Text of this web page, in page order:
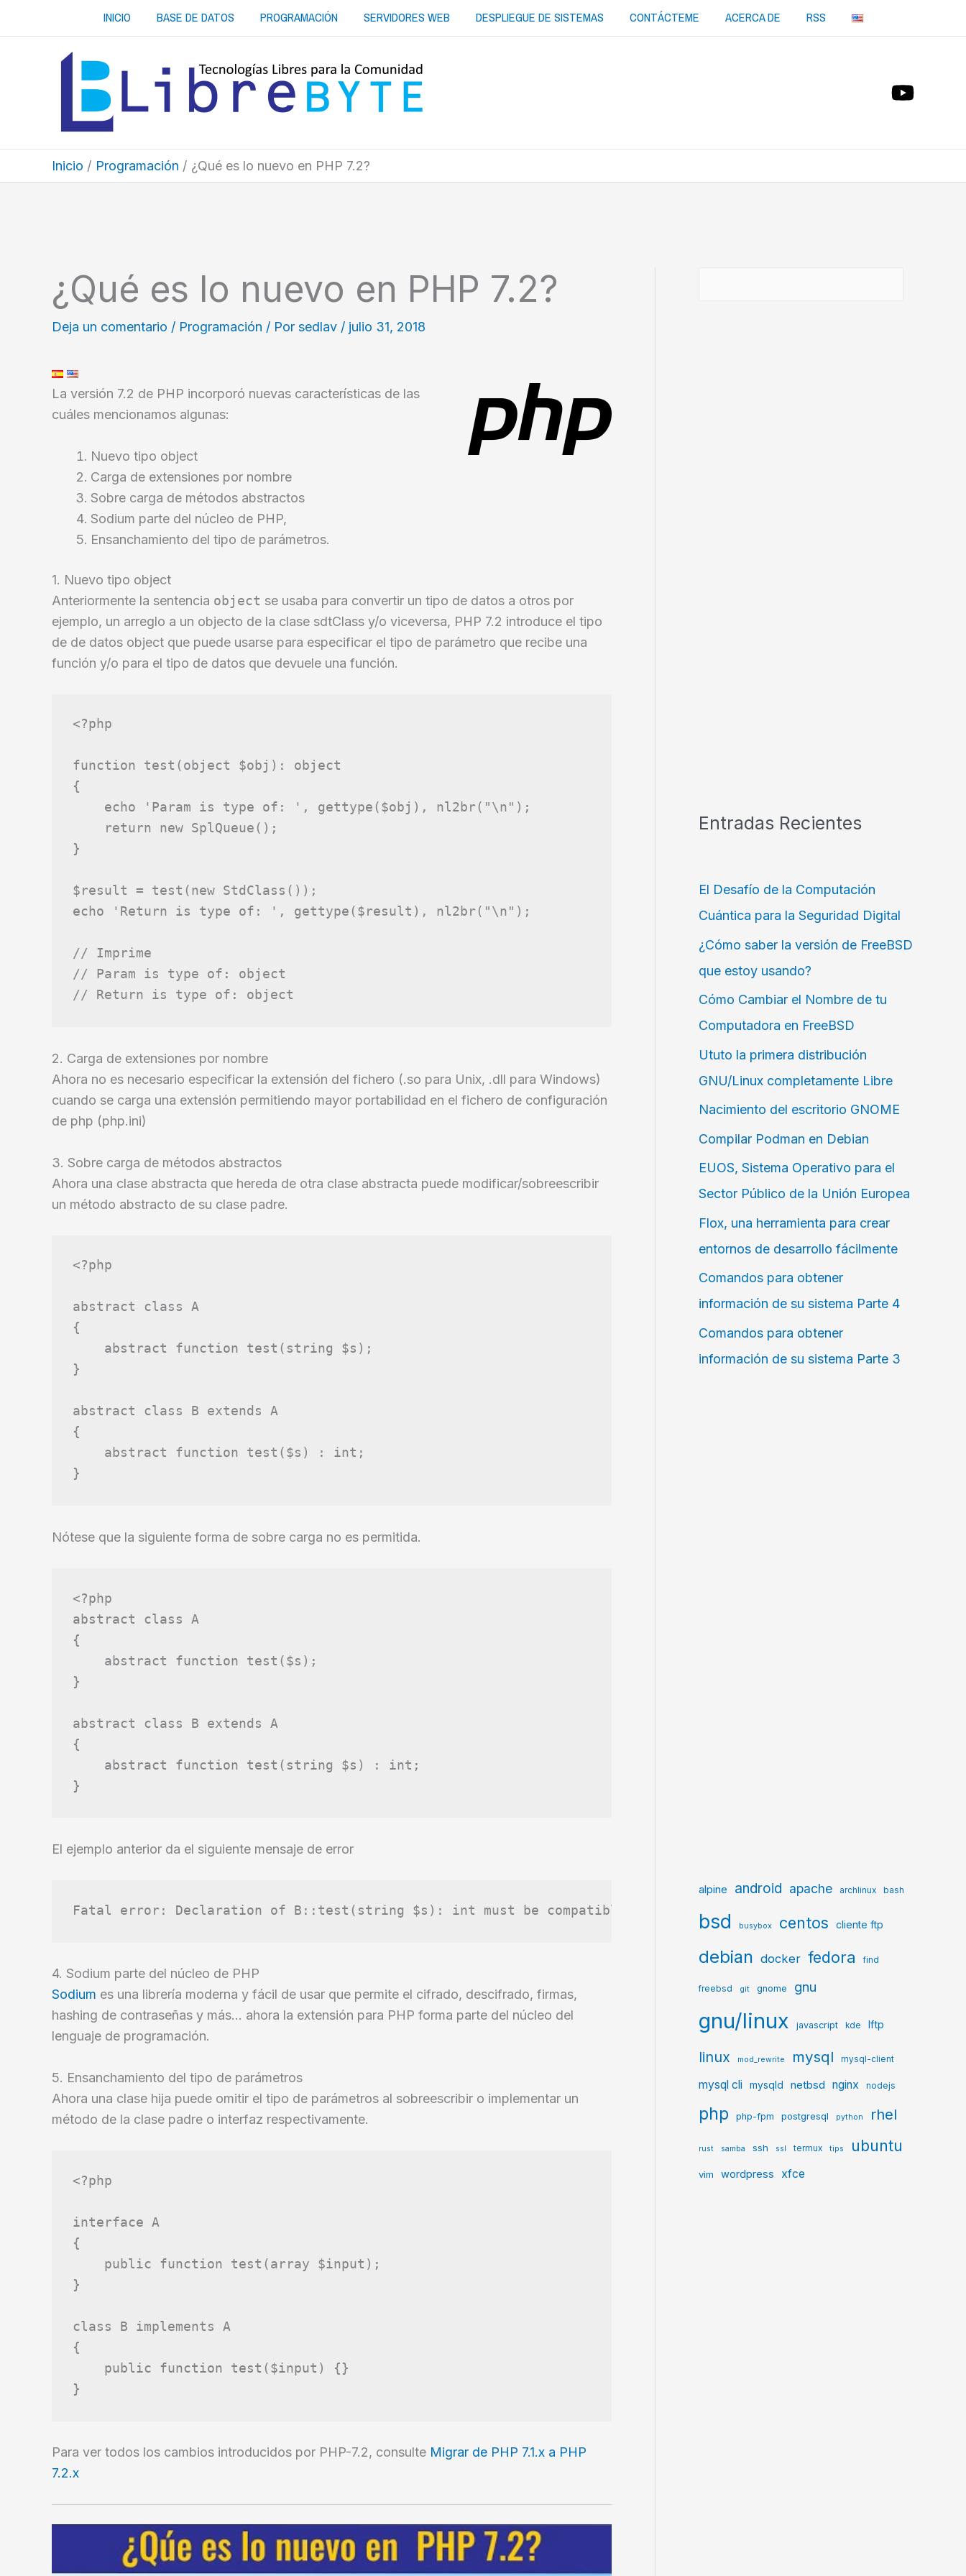
INICIO BASE DE DATOS PROGRAMACIÓN SERVIDORES WEB DESPLIEGUE DE SISTEMAS CONTÁCTEME ACERCA DE RSS
Inicio Programación ¿Qué es lo nuevo en PHP 7.2?
¿Qué es lo nuevo en PHP 7.2?
Deja un comentario / Programación / Por sedlav / julio 31, 2018
La versión 7.2 de PHP incorporó nuevas características de las
cuáles mencionamos algunas:
Nuevo tipo object
Carga de extensiones por nombre
Sobre carga de métodos abstractos
Sodium parte del núcleo de PHP,
Ensanchamiento del tipo de parámetros.
1. Nuevo tipo object
Anteriormente la sentencia object se usaba para convertir un tipo de datos a otros por
ejemplo, un arreglo a un objecto de la clase sdtClass y/o viceversa, PHP 7.2 introduce el tipo
de de datos object que puede usarse para especificar el tipo de parámetro que recibe una
función y/o para el tipo de datos que devuele una función.
<?php
function test (object $obj ) :
object
{
echo
'Param is type of: ' , gettype($obj ), nl2br( "\n" );
return
new SplQueue();
}
$result = test (new StdClass ());
echo
'Return is type of: ' , gettype($result ), nl2br( "\n" );
2. Carga de extensiones por nombre
Ahora no es necesario especificar la extensión del fichero (.so para Unix, .dll para Windows)
cuando se carga una extensión permitiendo mayor portabilidad en el fichero de configuración
de php (php.ini)
3. Sobre carga de métodos abstractos
Ahora una clase abstracta que hereda de otra clase abstracta puede modificar/sobreescribir
un método abstracto de su clase padre.
<?php
abstract class
A
{
abstract
function test ( string $s );
}
abstract class B extends
A
{
abstract
function test ($s ) : int ;
}
Nótese que la siguiente forma de sobre carga no es permitida.
<?php
abstract
class
A
{
abstract
function test ($s );
}
abstract class B extends
A
{
abstract
function test ( string $s ) : int ;
}
El ejemplo anterior da el siguiente mensaje de error
4. Sodium parte del núcleo de PHP
Sodium es una librería moderna y fácil de usar que permite el cifrado, descifrado, firmas,
hashing de contraseñas y más… ahora la extensión para PHP forma parte del núcleo del
lenguaje de programación.
5. Ensanchamiento del tipo de parámetros
Ahora una clase hija puede omitir el tipo de parámetros al sobreescribir o implementar un
método de la clase padre o interfaz respectivamente.
<?php
interface
A
{
public
function test (array $input );
}
class B implements
A
{
public
function test ($input )
{}
}
Para ver todos los cambios introducidos por PHP-7.2, consulte Migrar de PHP 7.1.x a PHP
7.2.x
Entradas Recientes
El Desafío de la Computación
Cuántica para la Seguridad Digital
¿Cómo saber la versión de FreeBSD
que estoy usando?
Cómo Cambiar el Nombre de tu
Computadora en FreeBSD
Ututo la primera distribución
GNU/Linux completamente Libre
Nacimiento del escritorio GNOME
Compilar Podman en Debian
EUOS, Sistema Operativo para el
Sector Público de la Unión Europea
Flox, una herramienta para crear
entornos de desarrollo fácilmente
Comandos para obtener
información de su sistema Parte 4
Comandos para obtener
información de su sistema Parte 3
alpine android apache archlinux bash
bsd busybox centos cliente ftp
debian docker fedora find
freebsd git gnome gnu
gnu/linux javascript kde lftp
linux mod_rewrite mysql mysql-client
mysql cli mysqld netbsd nginx nodejs
php php-fpm postgresql python rhel
rust samba ssh ssl termux tips ubuntu
vim wordpress xfce